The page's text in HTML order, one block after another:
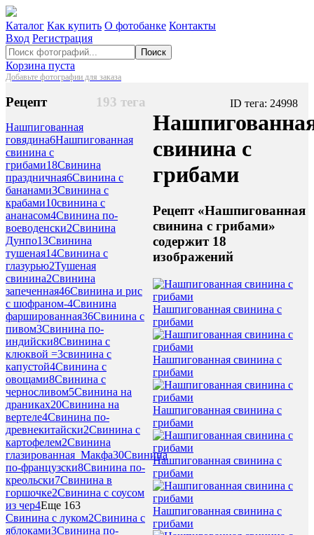
Каталог Как купить О фотобанке Контакты
Вход Регистрация
Поиск
Корзина пуста
Добавьте фотографии для заказа
193 тега
Рецепт
Нашпигованная
говядина6Нашпигованная
свинина с
грибами18Свинина
праздничная6Свинина с
бананами3Свинина с
крабами10свинина с
ананасом4Свинина по-
воеводенски2Свинина
Дунпо13Свинина
тушеная14Свинина с
глазурью2Тушеная
свинина2Свинина
запеченная46Свинина и рис
с шофраном-4Свинина
фаршированная36Свинина с
пивом3Свинина по-
индийски8Свинина с
клюквой =3свинина с
капустой4Свинина с
овощами8Свинина с
черносливом5Свинина на
драниках20Свинина на
вертеле4Свинина по-
древнекитайски2Свинина с
картофелем2Свинина
глазированная_Макфа30Свинина
по-французски8Свинина по-
креольски7Свинина в
горшочке2Свинина с соусом
из чер4Еще 163
Свинина с луком2Свинина с
яблоками3Свинина по-
ID тега: 24998
свинина с
грибами
Рецепт «Нашпигованная
свинина с грибами»
содержит 18
изображений
Нашпигованная свинина с
грибами
Нашпигованная свинина с
грибами
Нашпигованная свинина с
грибами
Нашпигованная свинина с
грибами
Нашпигованная свинина с
грибами